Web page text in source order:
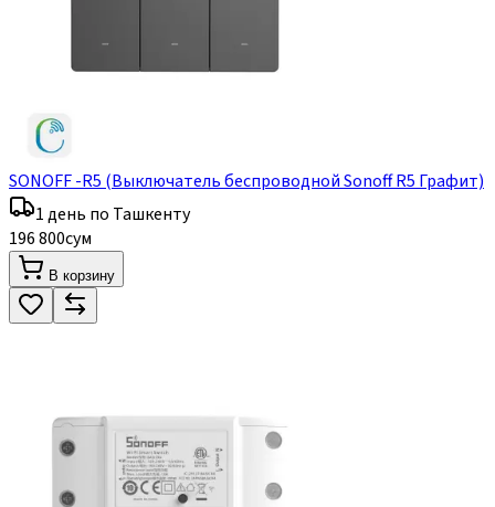
SONOFF -R5 (Выключатель беспроводной Sonoff R5 Графит)
1 день по Ташкенту
196 800сум
В корзину